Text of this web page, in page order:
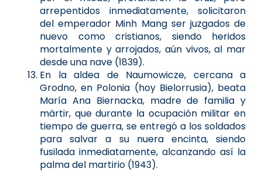
arrepentidos inmediatamente, solicitaron
del emperador Minh Mang ser juzgados de
nuevo como cristianos, siendo heridos
mortalmente y arrojados, aún vivos, al mar
desde una nave (1839).
En la aldea de Naumowicze, cercana a
Grodno, en Polonia (hoy Bielorrusia), beata
María Ana Biernacka, madre de familia y
mártir, que durante la ocupación militar en
tiempo de guerra, se entregó a los soldados
para salvar a su nuera encinta, siendo
fusilada inmediatamente, alcanzando así la
palma del martirio (1943).